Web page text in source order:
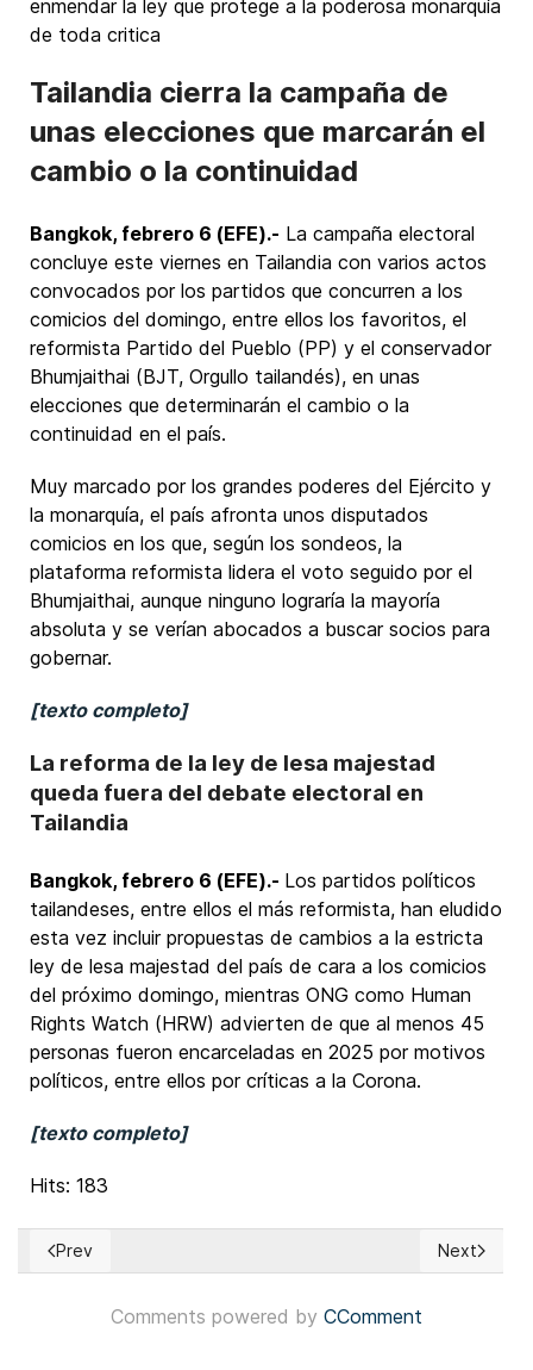
enmendar la ley que protege a la poderosa monarquía
de toda critica
Tailandia cierra la campaña de
unas elecciones que marcarán el
cambio o la continuidad
Bangkok, febrero 6 (EFE).- La campaña electoral
concluye este viernes en Tailandia con varios actos
convocados por los partidos que concurren a los
comicios del domingo, entre ellos los favoritos, el
reformista Partido del Pueblo (PP) y el conservador
Bhumjaithai (BJT, Orgullo tailandés), en unas
elecciones que determinarán el cambio o la
continuidad en el país.
Muy marcado por los grandes poderes del Ejército y
la monarquía, el país afronta unos disputados
comicios en los que, según los sondeos, la
plataforma reformista lidera el voto seguido por el
Bhumjaithai, aunque ninguno lograría la mayoría
absoluta y se verían abocados a buscar socios para
gobernar.
[texto completo]
La reforma de la ley de lesa majestad
queda fuera del debate electoral en
Tailandia
Bangkok, febrero 6 (EFE).- Los partidos políticos
tailandeses, entre ellos el más reformista, han eludido
esta vez incluir propuestas de cambios a la estricta
ley de lesa majestad del país de cara a los comicios
del próximo domingo, mientras ONG como Human
Rights Watch (HRW) advierten de que al menos 45
personas fueron encarceladas en 2025 por motivos
políticos, entre ellos por críticas a la Corona.
[texto completo]
Hits: 183
Previous article: Portugal: Tormentas afectan la campaña
Prev Next
Next
Comments powered by CComment